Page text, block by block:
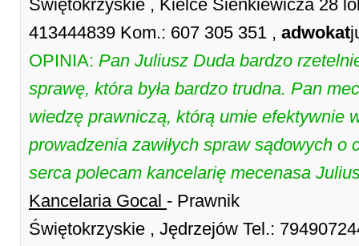
Świętokrzyskie , Kielce Sienkiewicza 28
413444839 Kom.: 607 305 351 , adwokat
OPINIA: Pan Juliusz Duda bardzo
sprawę, która była bardzo trudna. Pan
wiedzę prawniczą, którą umie efektywnie
prowadzenia zawiłych spraw sądowych o
serca polecam kancelarię mecenasa
Kancelaria Gocal - Prawnik
Świętokrzyskie , Jędrzejów Tel.: